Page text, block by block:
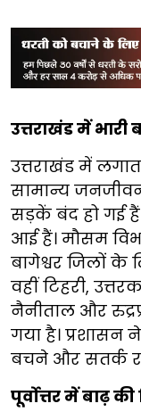
उत्तराखंड में
उत्तराखंड में
सामान्य
सड़कें बंद हो गई
आई हैं। मौसम
बागेश्वर जिलों के
वहीं टिहरी,
नैनीताल और
गया है। प्रशासन
बचने और सतर्क
पूर्वोत्तर में बाढ़